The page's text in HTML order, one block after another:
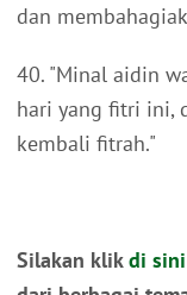
dan
40. "Minal aidin
hari yang fitri ini,
kembali fitrah."
Silakan klikdi sini